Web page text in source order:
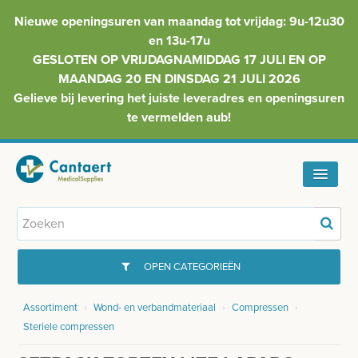
Nieuwe openingsuren van maandag tot vrijdag: 9u-12u30
en 13u-17u
GESLOTEN OP VRIJDAGNAMIDDAG 17 JULI EN OP
MAANDAG 20 EN DINSDAG 21 JULI 2026
Gelieve bij levering het juiste leveradres en openingsuren
te vermelden aub!
HOME
INFO
OPEN CATEGORIEËN
GYNAECOLOGIE
Assortiment › Wond- en verbandmateriaal › Compressen ›
Steriele compressen